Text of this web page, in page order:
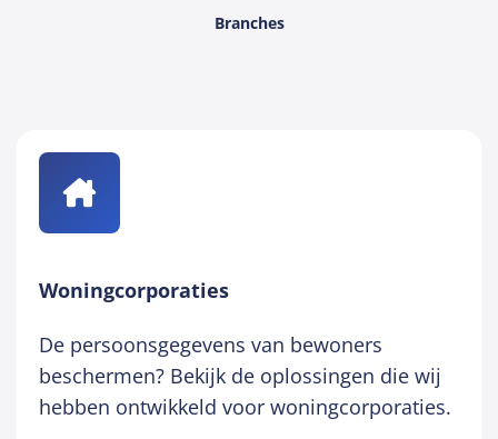
Branches
Woningcorporaties
De persoonsgegevens van bewoners
beschermen? Bekijk de oplossingen die wij
hebben ontwikkeld voor woningcorporaties.